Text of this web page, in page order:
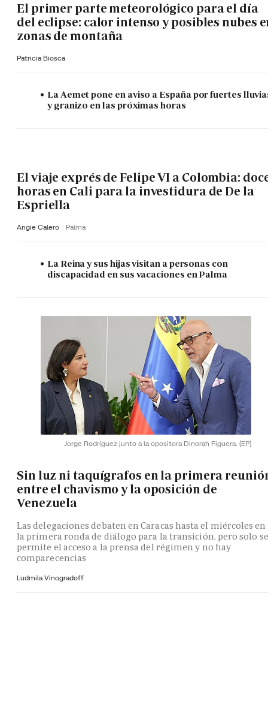
El primer parte meteorológico para el día
del eclipse: calor intenso y posibles nubes
zonas de montaña
Patricia Biosca
La Aemet pone en aviso a España por fuertes
y granizo en las próximas horas
El viaje exprés de Felipe VI a Colombia:
horas en Cali para la investidura de De la
Espriella
Angie Calero Palma
La Reina y sus hijas visitan a personas con
discapacidad en sus vacaciones en Palma
Jorge Rodríguez junto a la opositora Dinorah Figuera. (EP)
Sin luz ni taquígrafos en la primera
entre el chavismo y la oposición de
Venezuela
Las delegaciones debaten en Caracas hasta el miércoles en
la primera ronda de diálogo para la transición, pero solo se
permite el acceso a la prensa del régimen y no hay
comparecencias
Ludmila Vinogradoff